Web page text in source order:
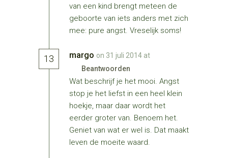
van een kind brengt meteen de
geboorte van iets anders met zich
mee: pure angst. Vreselijk soms!
13 margo on 31 juli 2014 at
Beantwoorden
Wat beschrijf je het mooi. Angst
stop je het liefst in een heel klein
hoekje, maar daar wordt het
eerder groter van. Benoem het.
Geniet van wat er wel is. Dat maakt
leven de moeite waard.